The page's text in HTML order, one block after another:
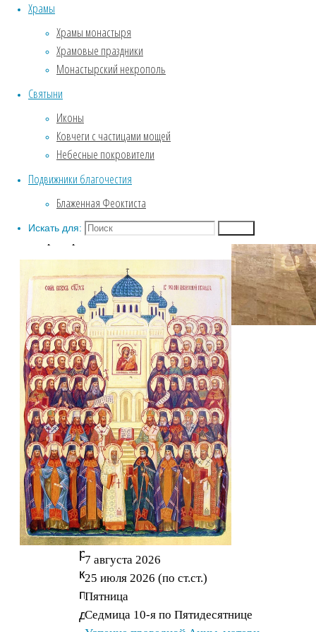
Храмы
Храмы монастыря
Храмовые праздники
Монастырский некрополь
Святыни
Иконы
Ковчеги с частицами мощей
Небесные покровители
Подвижники благочестия
Блаженная Феоктиста
Искать для:
Для
совершения
таинства
необходимо:
Крестным
и
родным
родителям
крещаемого
пройти
две
Пассия .
Крещение
Собор Воронежских святых
ФОТОГАЛЕРЕЯ
Введенский храм
Зима. Обитель под снежным
покровом.
обители
Биография
Собор Воронежских святых
7 августа 2026
25 июля 2026 (по ст.ст.)
Пятница
Седмица 10-я по Пятидесятнице